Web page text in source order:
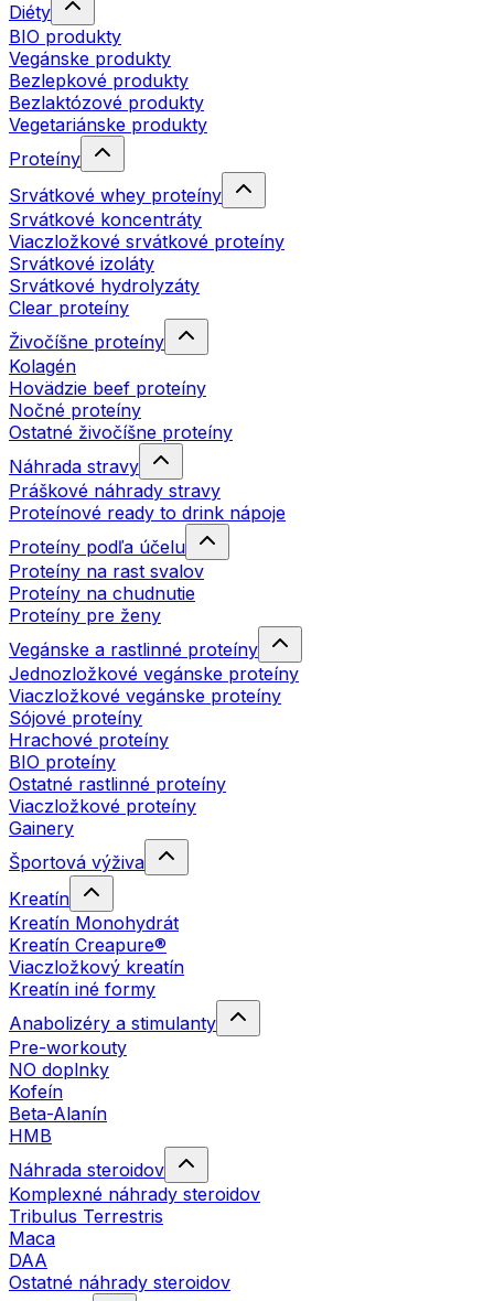
Diéty
BIO produkty
Vegánske produkty
Bezlepkové produkty
Bezlaktózové produkty
Vegetariánske produkty
Proteíny
Srvátkové whey proteíny
Srvátkové koncentráty
Viaczložkové srvátkové proteíny
Srvátkové izoláty
Srvátkové hydrolyzáty
Clear proteíny
Živočíšne proteíny
Kolagén
Hovädzie beef proteíny
Nočné proteíny
Ostatné živočíšne proteíny
Náhrada stravy
Práškové náhrady stravy
Proteínové ready to drink nápoje
Proteíny podľa účelu
Proteíny na rast svalov
Proteíny na chudnutie
Proteíny pre ženy
Vegánske a rastlinné proteíny
Jednozložkové vegánske proteíny
Viaczložkové vegánske proteíny
Sójové proteíny
Hrachové proteíny
BIO proteíny
Ostatné rastlinné proteíny
Viaczložkové proteíny
Gainery
Športová výživa
Kreatín
Kreatín Monohydrát
Kreatín Creapure®
Viaczložkový kreatín
Kreatín iné formy
Anabolizéry a stimulanty
Pre-workouty
NO doplnky
Kofeín
Beta-Alanín
HMB
Náhrada steroidov
Komplexné náhrady steroidov
Tribulus Terrestris
Maca
DAA
Ostatné náhrady steroidov